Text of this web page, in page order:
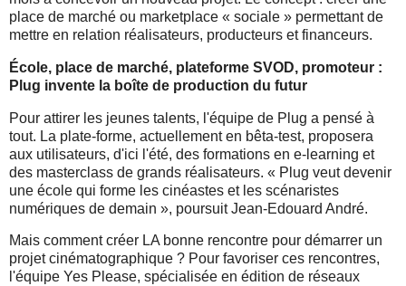
place de marché ou marketplace « sociale » permettant de
mettre en relation réalisateurs, producteurs et financeurs.
École, place de marché, plateforme SVOD, promoteur :
Plug invente la boîte de production du futur
Pour attirer les jeunes talents, l'équipe de Plug a pensé à
tout. La plate-forme, actuellement en bêta-test, proposera
aux utilisateurs, d'ici l'été, des formations en e-learning et
des masterclass de grands réalisateurs. « Plug veut devenir
une école qui forme les cinéastes et les scénaristes
numériques de demain », poursuit Jean-Edouard André.
Mais comment créer LA bonne rencontre pour démarrer un
projet cinématographique ? Pour favoriser ces rencontres,
l'équipe Yes Please, spécialisée en édition de réseaux